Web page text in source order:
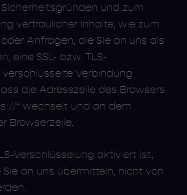
und zum
vertraulicher Inhalte, wie zum
Anfragen, die Sie an uns als
eine SSL- bzw. TLS-
verschlüsselte Verbindung
die Adresszeile des Browsers
“ wechselt und an dem
Browserzeile.
Verschlüsselung aktiviert ist,
an uns übermitteln, nicht von